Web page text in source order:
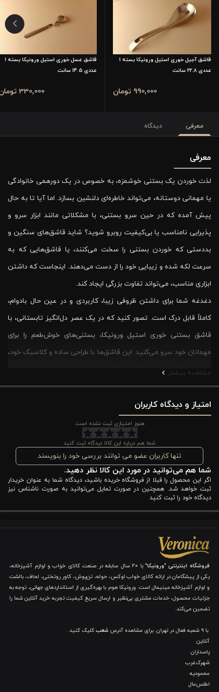
قاشق آجیل خوری استیل ورونیکا بسته 1
عددی 22.8 سانت
990٬000 تومان
قاشق عسل خوری استیل ورونیکا بسته 1
عددی 14.5 سانت
330٬000 تومان
معرفی دیدگاه
معرفی
لذت خوردن یک بستنی خوشمزه، به خصوص در یک دورهمی خانوادگی
یا مهمانی دوستانه، می‌تواند خاطره‌ای دلنشین بسازد. اما آیا تا به حال
پیش آمده که در حین سرو بستنی، با مشکلاتی مانند ابزار سرو و
پذیرایی نامناسب یا بی‌کیفیت روبرو شوید؟ شاید قاشق‌های سنگین و
بددستی که خوردن بستنی را سخت می‌کنند، یا قاشق‌هایی که به
سرعت لکه شده و زیبایی خود را از دست می‌دهند. اینجاست که داشتن
ابزاری مناسب، می‌تواند تفاوت بزرگی ایجاد کند.
دغدغه شما برای داشتن ظروفی زیبا، کاربردی و در عین حال بادوام،
کاملاً قابل درک است. تصور کنید که در یک عصر دل‌انگیز تابستانی، با
قاشق بستنی خوری استیل ورونیکا، بستنی‌های خوش‌طعم را برای
مهمانان خود سرو می‌کنید. این قاشق‌ها با طراحی ساده و کلاسیک خود،
به سفره شما جلوه‌ای ویژه می‌بخشند.
این بسته 6 عددی، برای پذیرایی از مهمانان در مجالس خانوادگی و
مهمانی‌ها کاملاً مناسب است. دیگر نگران کمبود قاشق نخواهید بود و
می‌توانید با خیال راحت از مهمانان خود پذیرایی کنید. قابلیت شستشو
در ماشین ظرفشویی نیز، یکی دیگر از مزایای کاربردی این محصول است
که کار شما را پس از مهمانی آسان‌تر می‌کند.
ویژگی های قاشق بستنی خوری استیل ورونیکا بسته 6
عددی 14.3 سانت
برای اینکه بتوانید بهترین انتخاب را در خرید انواع کالای آشپزخانه
داشته باشید و از کیفیت و کارایی محصول اطمینان حاصل کنید، در این
بخش به بررسی دقیق مشخصات فنی “قاشق بستنی خوری استیل
ورونیکا” می‌پردازیم. ما در اینجا تلاش کرده‌ایم تا تمامی جزئیات لازم را
به شکلی شفاف و منظم ارائه دهیم تا شما بتوانید با آگاهی کامل،
خرید خود را انجام دهید.
قاشق بستنی خوری استیل ورونیکا از جنس استیل ضد زنگ با کیفیت
بالا ساخته شده است. این انتخاب هوشمندانه تضمین می‌کند که
قاشق‌های شما در برابر زنگ‌زدگی و خوردگی کاملاً مقاوم باشند و طول
مشاهده بیشتر
امتیاز و دیدگاه کاربران
هنوز امتیازی ثبت نشده است.
شما هم درباره این کالا دیدگاه ثبت کنید
تنها کاربران عضو می توانند بررسی خود را بنویسند
شما هم می‌توانید در مورد این کالا نظر دهید.
اگر این محصول را قبلا از فروشگاه خریده باشید، دیدگاه شما به عنوان خریدار
ثبت خواهد شد. همچنین در صورت تمایل می‌توانید به صورت ناشناس نیز
دیدگاه خود را ثبت کنید
فروشگاه اینترنتی "ورونیکا"
با ۲۰ سال سابقه در صنعت کالای خواب و لوازم آشپزخانه،
یکی از پیشگامان در ارائه کالای خواب لوکس، حوله، تن‌پوش، کاور روتختی، لحاف، بالشت
و لوازم آشپزخانه مینیمال است. ورونیکا هوم با بهره‌گیری از استانداردهای جهانی، توجه به
جزئیات محصول، خدمات مشتری بی‌نظیر و ارسال سریع کیفیت تجربه خرید آنلاین شما را
تضمین می‌کند.
با 9 شعبه فعال در تهران. برای مشاهده آدرس شعبکلیک کنید.
آنلاین
پاسداران
شهرک‌غرب
محمودیه
اطلس‌مال